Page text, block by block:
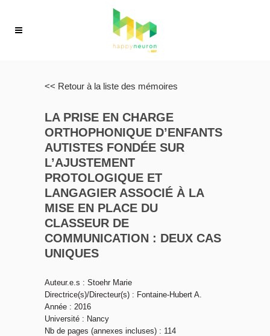
<< Retour à la liste des mémoires
LA PRISE EN CHARGE
ORTHOPHONIQUE D’ENFANTS
AUTISTES FONDÉE SUR
L’AJUSTEMENT
PROTOLOGIQUE ET
LANGAGIER ASSOCIÉ À LA
MISE EN PLACE DU
CLASSEUR DE
COMMUNICATION : DEUX CAS
UNIQUES
Auteur.e.s : Stoehr Marie
Directrice(s)/Directeur(s) : Fontaine-Hubert A.
Année : 2016
Université : Nancy
Nb de pages (annexes incluses) : 114